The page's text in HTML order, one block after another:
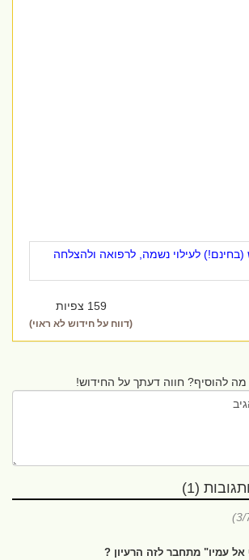
לעילוי נשמה, לרפואה ולהצלחה
159 צפיות
(דווח על חידוש לא ראוי)
להוסיף? חווה דעתך על החידוש!
(1)
עמיו" מתחבר לזה הרעיון ?